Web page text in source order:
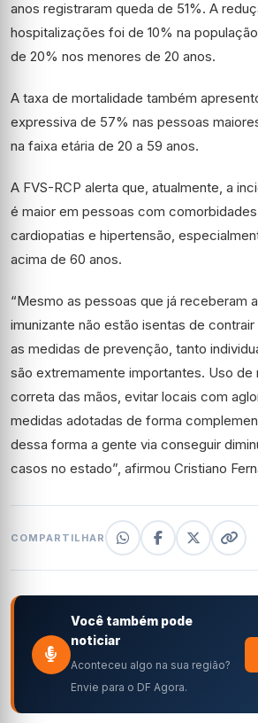
anos registraram queda de 51%. A
hospitalizações foi de 10% na
de 20% nos menores de 20 anos.
A taxa de mortalidade também
expressiva de 57% nas pessoas
na faixa etária de 20 a 59 anos.
A FVS-RCP alerta que, atualmente, a
é maior em pessoas com
cardiopatias e hipertensão,
acima de 60 anos.
“Mesmo as pessoas que já receberam
imunizante não estão isentas de
as medidas de prevenção, tanto
são extremamente importantes. Uso de
correta das mãos, evitar locais com
medidas adotadas de forma
dessa forma a gente via conseguir
casos no estado”, afirmou Cristiano
COMPARTILHAR
Você também pode
noticiar
Aconteceu algo na sua região?
Envie para o DF Agora.